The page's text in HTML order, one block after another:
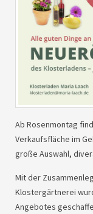
Ab Rosenmontag
Verkaufsfläche im
große Auswahl,
Mit der
Klostergärtnerei
Angebotes